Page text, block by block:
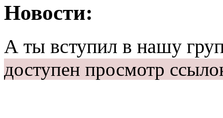
Новости:
А ты вступил в нашу
доступен просмотр